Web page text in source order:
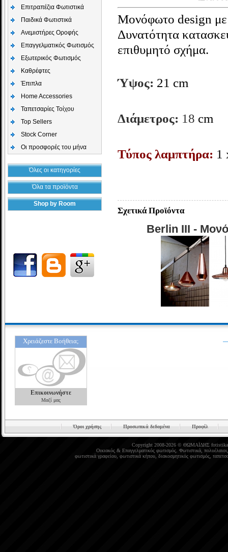
Επιτραπέζια Φωτιστικά
Παιδικά Φωτιστικά
Aνεμιστήρες Οροφής
Επαγγελματικός Φωτισμός
Εξωτερικός Φωτισμός
Καθρέφτες
Έπιπλα
Home Accessories
Ταπετσαρίες Τοίχου
Top Sellers
Stock Corner
Οι προσφορές του μήνα
Όλες οι κατηγορίες
Όλα τα προϊόντα
Shop by Room
Μονόφωτο design με
Δυνατότητα
επιθυμητό σχήμα.
Ύψος: 21 cm
Διάμετρος: 18 cm
Τύπος λαμπτήρα: 1
Σχετικά Προϊόντα
Berlin III -
Χρειάζεστε Βοήθεια;
Επικοινωνήστε
Μαζί μας
Όροι χρήσης Προσωπικά δεδομένα Προφίλ
Copyright 2008-2026 © ΘΩΜΑΪΔΗΣ
Οικιακός& Επαγγελματικός φωτισμός. Φωτιστικά, πολυέλαιοι
φωτιστικά γραφείου, φωτιστικά κήπου, διακοσμητικός φωτισμός,